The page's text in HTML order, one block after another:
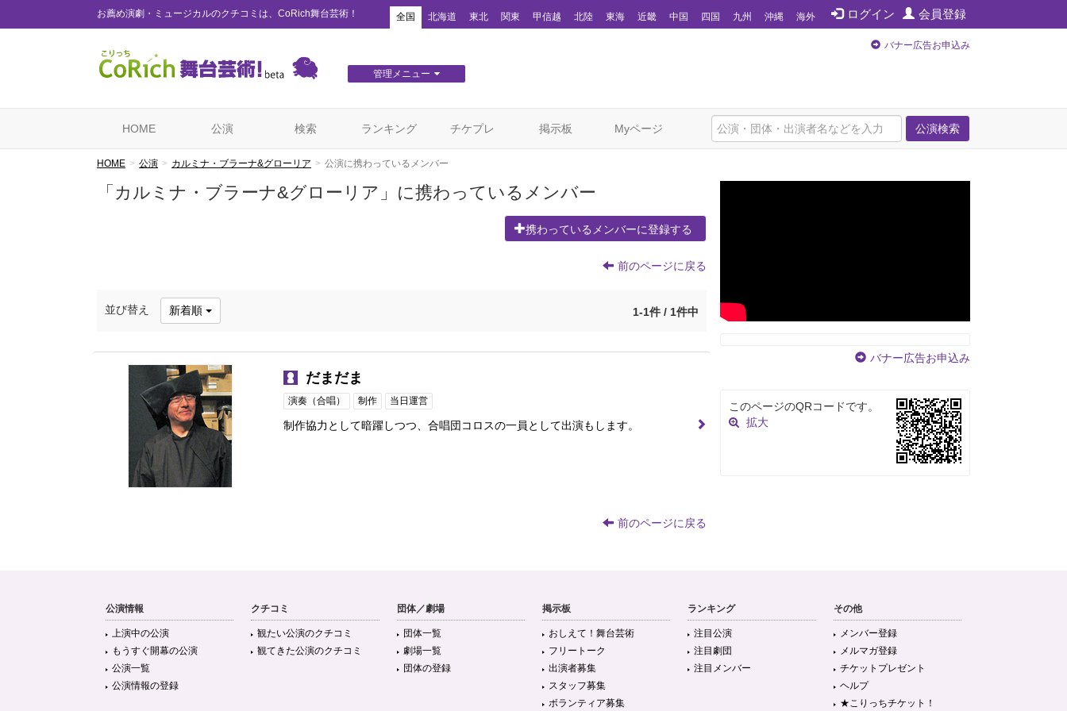
お薦め演劇・ミュージカルのクチコミは、CoRich舞台芸術！ ログイン 会員登録
全国 北海道 東北 関東 甲信越 北陸 東海 近畿 中国 四国 九州 沖縄 海外
管理メニュー
バナー広告お申込み
公演検索
HOME 公演 検索 ランキング チケプレ 掲示板 Myページ
HOME 公演 カルミナ・ブラーナ&グローリア 公演に携わっているメンバー
「カルミナ・ブラーナ&グローリア」に携わっているメンバー
携わっているメンバーに登録する
前のページに戻る
並び替え 新着順 1-1件 / 1件中
だまだま
演奏（合唱） 制作 当日運営
制作協力として暗躍しつつ、合唱団コロスの一員として出演もします。
前のページに戻る
バナー広告お申込み
このページのQRコードです。
拡大
公演情報
上演中の公演
もうすぐ開幕の公演
公演一覧
公演情報の登録
クチコミ
観たい公演のクチコミ
観てきた公演のクチコミ
団体／劇場
団体一覧
劇場一覧
団体の登録
掲示板
おしえて！舞台芸術
フリートーク
出演者募集
スタッフ募集
ボランティア募集
ランキング
注目公演
注目劇団
注目メンバー
その他
メンバー登録
メルマガ登録
チケットプレゼント
ヘルプ
★こりっちチケット！